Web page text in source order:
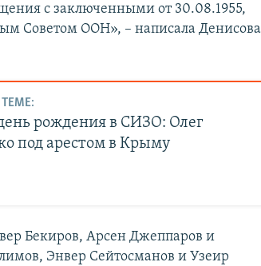
с заключенными от 30.08.1955,
Советом ООН», – написала Денисова
рождения в СИЗО: Олег
под арестом в Крыму
Бекиров, Арсен Джеппаров и
Энвер Сейтосманов и Узеир